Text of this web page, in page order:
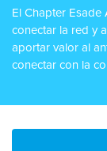
El Chapter Esade
conectar la red y
aportar valor al
conectar con la